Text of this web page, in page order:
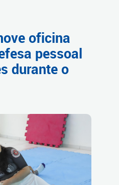
oficina
pessoal
durante o